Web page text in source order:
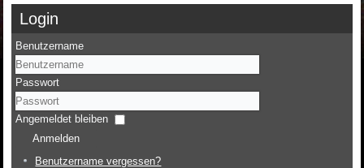
Login
Benutzername
Passwort
Angemeldet bleiben
Anmelden
Benutzername vergessen?